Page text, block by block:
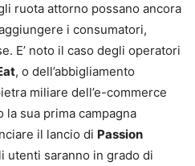
ruota attorno possano ancora
i consumatori,
E’ noto il caso degli operatori
, o dell’abbigliamento
miliare dell’e-commerce
sua prima campagna
il lancio di Passion
utenti saranno in grado di